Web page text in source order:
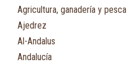
Agricultura, ganadería y pesca
Ajedrez
Al-Andalus
Andalucía